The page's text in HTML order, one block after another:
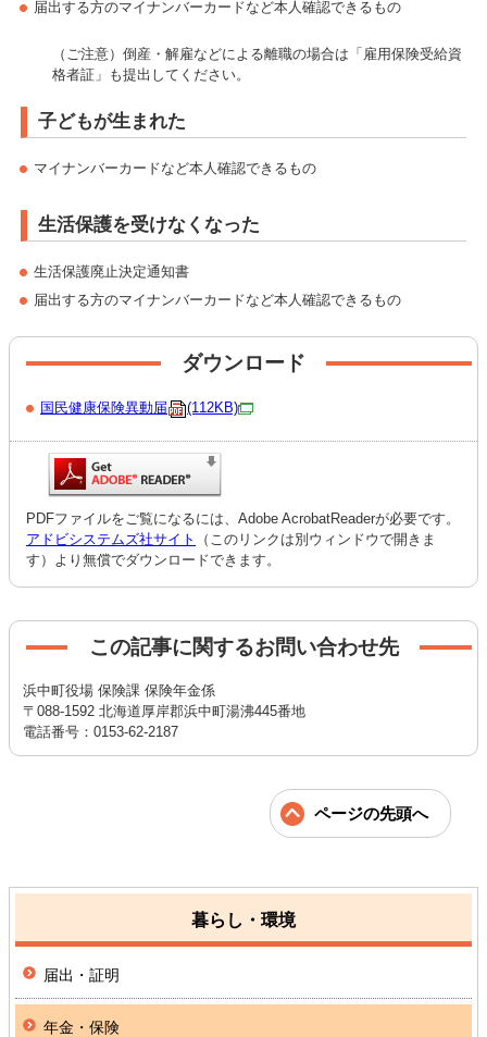
届出する方のマイナンバーカードなど本人確認できるもの
（ご注意）倒産・解雇などによる離職の場合は「雇用保険受給資
格者証」も提出してください。
子どもが生まれた
マイナンバーカードなど本人確認できるもの
生活保護を受けなくなった
生活保護廃止決定通知書
届出する方のマイナンバーカードなど本人確認できるもの
ダウンロード
国民健康保険異動届 (112KB)
PDFファイルをご覧になるには、Adobe AcrobatReaderが必要です。
アドビシステムズ社サイト
（このリンクは別ウィンドウで開きま
す）より無償でダウンロードできます。
この記事に関するお問い合わせ先
浜中町役場 保険課 保険年金係
〒088-1592 北海道厚岸郡浜中町湯沸445番地
電話番号：0153-62-2187
ページの先頭へ
暮らし・環境
届出・証明
年金・保険